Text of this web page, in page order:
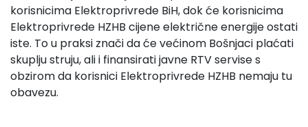
korisnicima Elektroprivrede BiH, dok će korisnicima
Elektroprivrede HZHB cijene električne energije ostati
iste. To u praksi znači da će većinom Bošnjaci plaćati
skuplju struju, ali i finansirati javne RTV servise s
obzirom da korisnici Elektroprivrede HZHB nemaju tu
obavezu.